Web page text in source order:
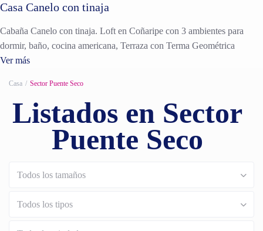
Casa Canelo con tinaja
Cabaña Canelo con tinaja. Loft en Coñaripe con 3 ambientes para
dormir, baño, cocina americana, Terraza con Terma Geométrica
Ver más
Casa Sector Puente Seco
Listados en Sector
Puente Seco
Todos los tamaños
Todos los tipos